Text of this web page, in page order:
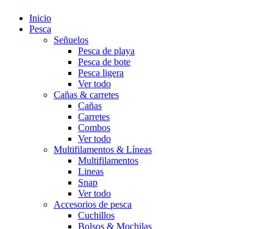
Inicio
Pesca
Señuelos
Pesca de playa
Pesca de bote
Pesca ligera
Ver todo
Cañas & carretes
Cañas
Carretes
Combos
Ver todo
Multifilamentos & Líneas
Multifilamentos
Lineas
Snap
Ver todo
Accesorios de pesca
Cuchillos
Bolsos & Mochilas